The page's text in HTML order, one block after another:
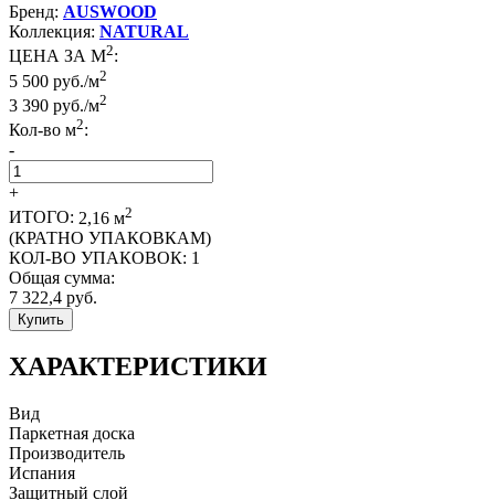
Бренд: AUSWOOD
Коллекция: NATURAL
ЦЕНА ЗА М2:
5 500 руб./м2
3 390 руб./м2
Кол-во м2:
-
+
ИТОГО: 2,16 м2
(КРАТНО УПАКОВКАМ)
КОЛ-ВО УПАКОВОК: 1
Общая сумма:
7 322,4 руб.
Купить
ХАРАКТЕРИСТИКИ
Вид
Паркетная доска
Производитель
Испания
Защитный слой